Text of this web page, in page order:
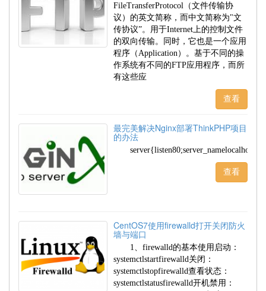
FileTransferProtocol（文件传输协
议）的英文简称，而中文简称为"文
传协议”。用于Internet上的控制文件
的双向传输。同时，它也是一个应用
程序（Application）。基于不同的操
作系统有不同的FTP应用程序，而所
有这些应
查看
最完美解决Nginx部署ThinkPHP项目
的办法
查看
CentOS7使用firewalld打开关闭防火
墙与端口
1、firewalld的基本使用启动：
systemctlstartfirewalld关闭：
systemctlstopfirewalld查看状态：
systemctlstatusfirewalld开机禁用：